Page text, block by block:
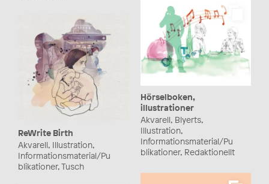
Hörselboken,
illustrationer
Akvarell, Blyerts,
Illustration,
Informationsmaterial/Pu
blikationer, Redaktionellt
ReWrite Birth
Akvarell, Illustration,
Informationsmaterial/Pu
blikationer, Tusch